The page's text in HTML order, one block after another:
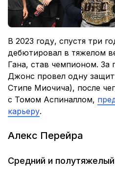
В 2023 году, спустя три
дебютировал в тяжелом
Гана, став чемпионом.
Джонс провел одну
Стипе Миочича), после
с Томом Аспиналлом,
карьеру.
Алекс Перейра
Средний и